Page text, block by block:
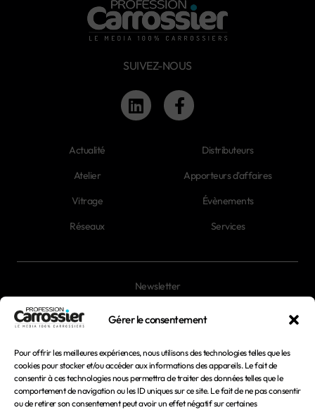
Gérer le consentement
Pour offrir les meilleures expériences, nous utilisons des technologies telles que les
cookies pour stocker et/ou accéder aux informations des appareils. Le fait de
consentir à ces technologies nous permettra de traiter des données telles que le
comportement de navigation ou les ID uniques sur ce site. Le fait de ne pas consentir
ou de retirer son consentement peut avoir un effet négatif sur certaines
SUIVEZ-NOUS
Actualité
Atelier
Vitrage
Réseaux
Distributeurs
Apporteurs d'affaires
Évènements
Services
Newsletter
Mentions légales
Conditions générales d'utilisation